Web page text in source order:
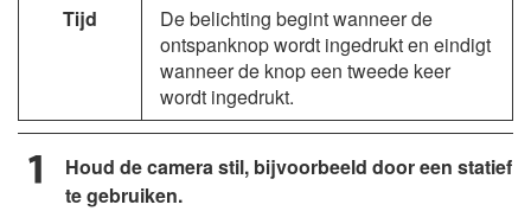
Tijd
De belichting begint wanneer de
ontspanknop wordt ingedrukt en eindigt
wanneer de knop een tweede keer
wordt ingedrukt.
Houd de camera stil, bijvoorbeeld door een statief
te gebruiken.